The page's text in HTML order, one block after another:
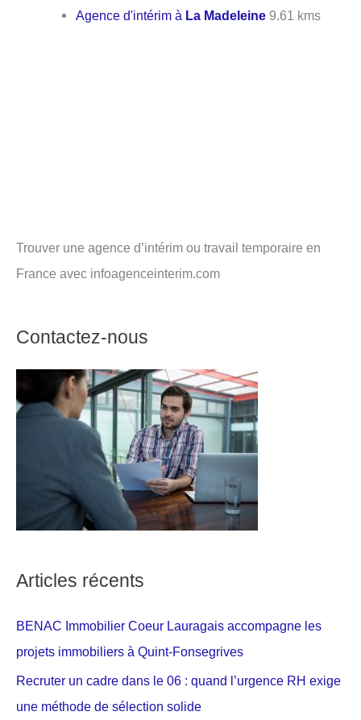
Agence d'intérim à La Madeleine 9.61 kms
Trouver une agence d’intérim ou travail temporaire en
France avec infoagenceinterim.com
Contactez-nous
Articles récents
BENAC Immobilier Coeur Lauragais accompagne les
projets immobiliers à Quint-Fonsegrives
Recruter un cadre dans le 06 : quand l’urgence RH exige
une méthode de sélection solide